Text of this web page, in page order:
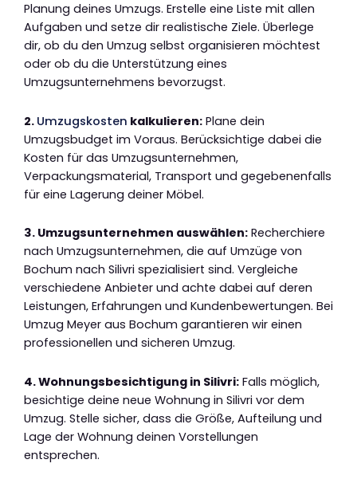
Planung deines Umzugs. Erstelle eine Liste mit allen
Aufgaben und setze dir realistische Ziele. Überlege
dir, ob du den Umzug selbst organisieren möchtest
oder ob du die Unterstützung eines
Umzugsunternehmens bevorzugst.
2. Umzugskosten kalkulieren: Plane dein
Umzugsbudget im Voraus. Berücksichtige dabei die
Kosten für das Umzugsunternehmen,
Verpackungsmaterial, Transport und gegebenenfalls
für eine Lagerung deiner Möbel.
3. Umzugsunternehmen auswählen: Recherchiere
nach Umzugsunternehmen, die auf Umzüge von
Bochum nach Silivri spezialisiert sind. Vergleiche
verschiedene Anbieter und achte dabei auf deren
Leistungen, Erfahrungen und Kundenbewertungen. Bei
Umzug Meyer aus Bochum garantieren wir einen
professionellen und sicheren Umzug.
4. Wohnungsbesichtigung in Silivri: Falls möglich,
besichtige deine neue Wohnung in Silivri vor dem
Umzug. Stelle sicher, dass die Größe, Aufteilung und
Lage der Wohnung deinen Vorstellungen
entsprechen.